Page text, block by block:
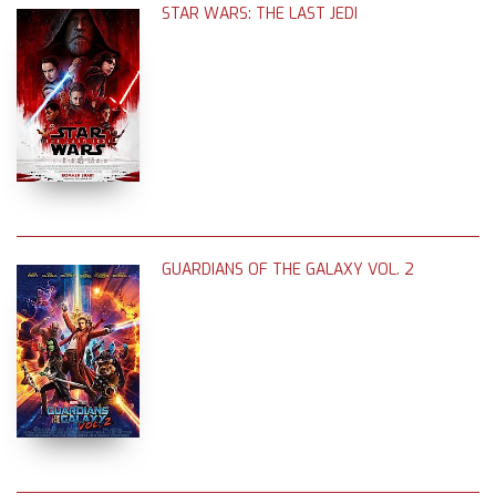
STAR WARS: THE LAST JEDI
GUARDIANS OF THE GALAXY VOL. 2